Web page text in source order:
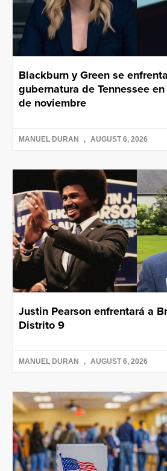
Blackburn y Green se
gubernatura de Tennessee
de noviembre
MANUEL DURAN AUGUST 6, 2026
Justin Pearson enfrentará a
Distrito 9
MANUEL DURAN AUGUST 6, 2026